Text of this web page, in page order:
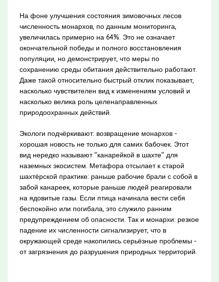
На фоне улучшения состояния зимовочных лесов
численность монархов, по данным мониторинга,
увеличилась примерно на 64%. Это не означает
окончательной победы и полного восстановления
популяции, но демонстрирует, что меры по
сохранению среды обитания действительно работают.
Даже такой относительно быстрый отклик показывает,
насколько чувствителен вид к изменениям условий и
насколько велика роль целенаправленных
природоохранных действий.
Экологи подчёркивают: возвращение монархов -
хорошая новость не только для самих бабочек. Этот
вид нередко называют "канарейкой в шахте" для
наземных экосистем. Метафора отсылает к старой
шахтёрской практике: раньше рабочие брали с собой в
забой канареек, которые раньше людей реагировали
на ядовитые газы. Если птица начинала вести себя
беспокойно или погибала, это служило ранним
предупреждением об опасности. Так и монархи: резкое
падение их численности сигнализирует, что в
окружающей среде накопились серьёзные проблемы -
от загрязнения до разрушения природных территорий.